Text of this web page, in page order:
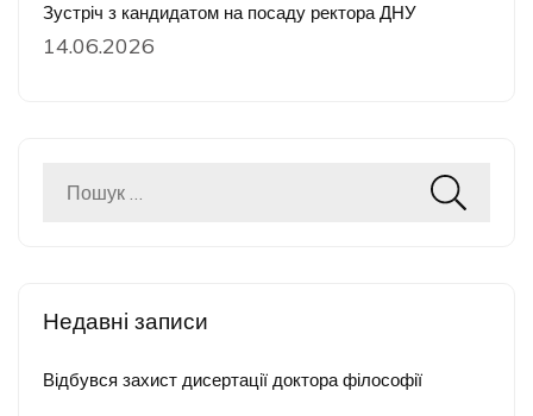
Зустріч з кандидатом на посаду ректора ДНУ
14.06.2026
Пошук:
Недавні записи
Відбувся захист дисертації доктора філософії